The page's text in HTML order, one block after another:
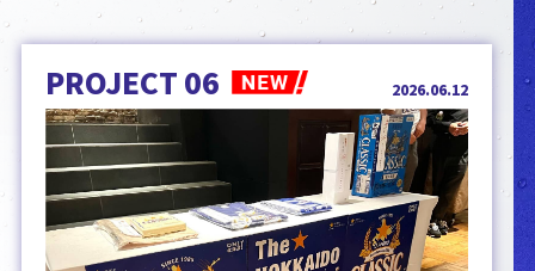
PROJECT 06 2026.06.12